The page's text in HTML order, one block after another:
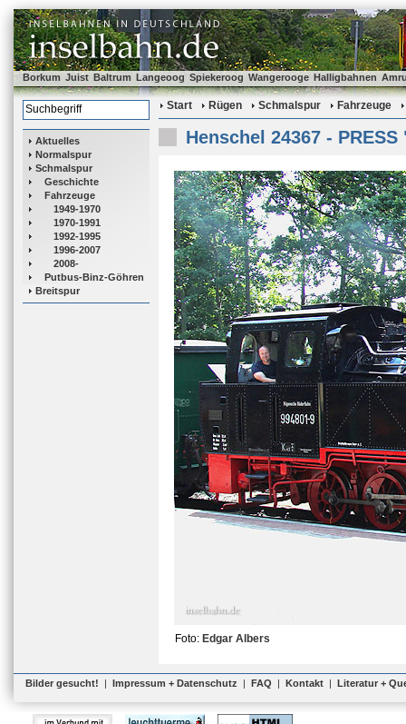
Borkum Juist Baltrum Langeoog Spiekeroog Wangerooge Halligbahnen
Aktuelles
Normalspur
Schmalspur
Geschichte
Fahrzeuge
1949-1970
1970-1991
1992-1995
1996-2007
2008-
Putbus-Binz-Göhren
Breitspur
Start Rügen Schmalspur Fahrzeuge
Henschel 24367 - PRESS
Foto: Edgar Albers
Bilder gesucht! | Impressum + Datenschutz | FAQ | Kontakt | Literatur +